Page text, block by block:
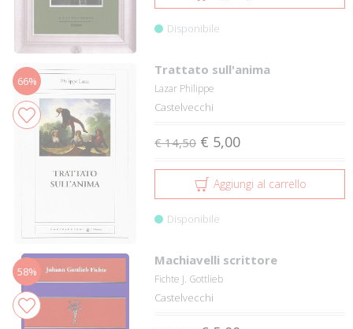
Disponibile
66%
Trattato sull'anima
Lazar Philippe
Castelvecchi
€ 14,50 € 5,00
Aggiungi al carrello
Disponibile
58%
Machiavelli scrittore
Fichte J. Gottlieb
Castelvecchi